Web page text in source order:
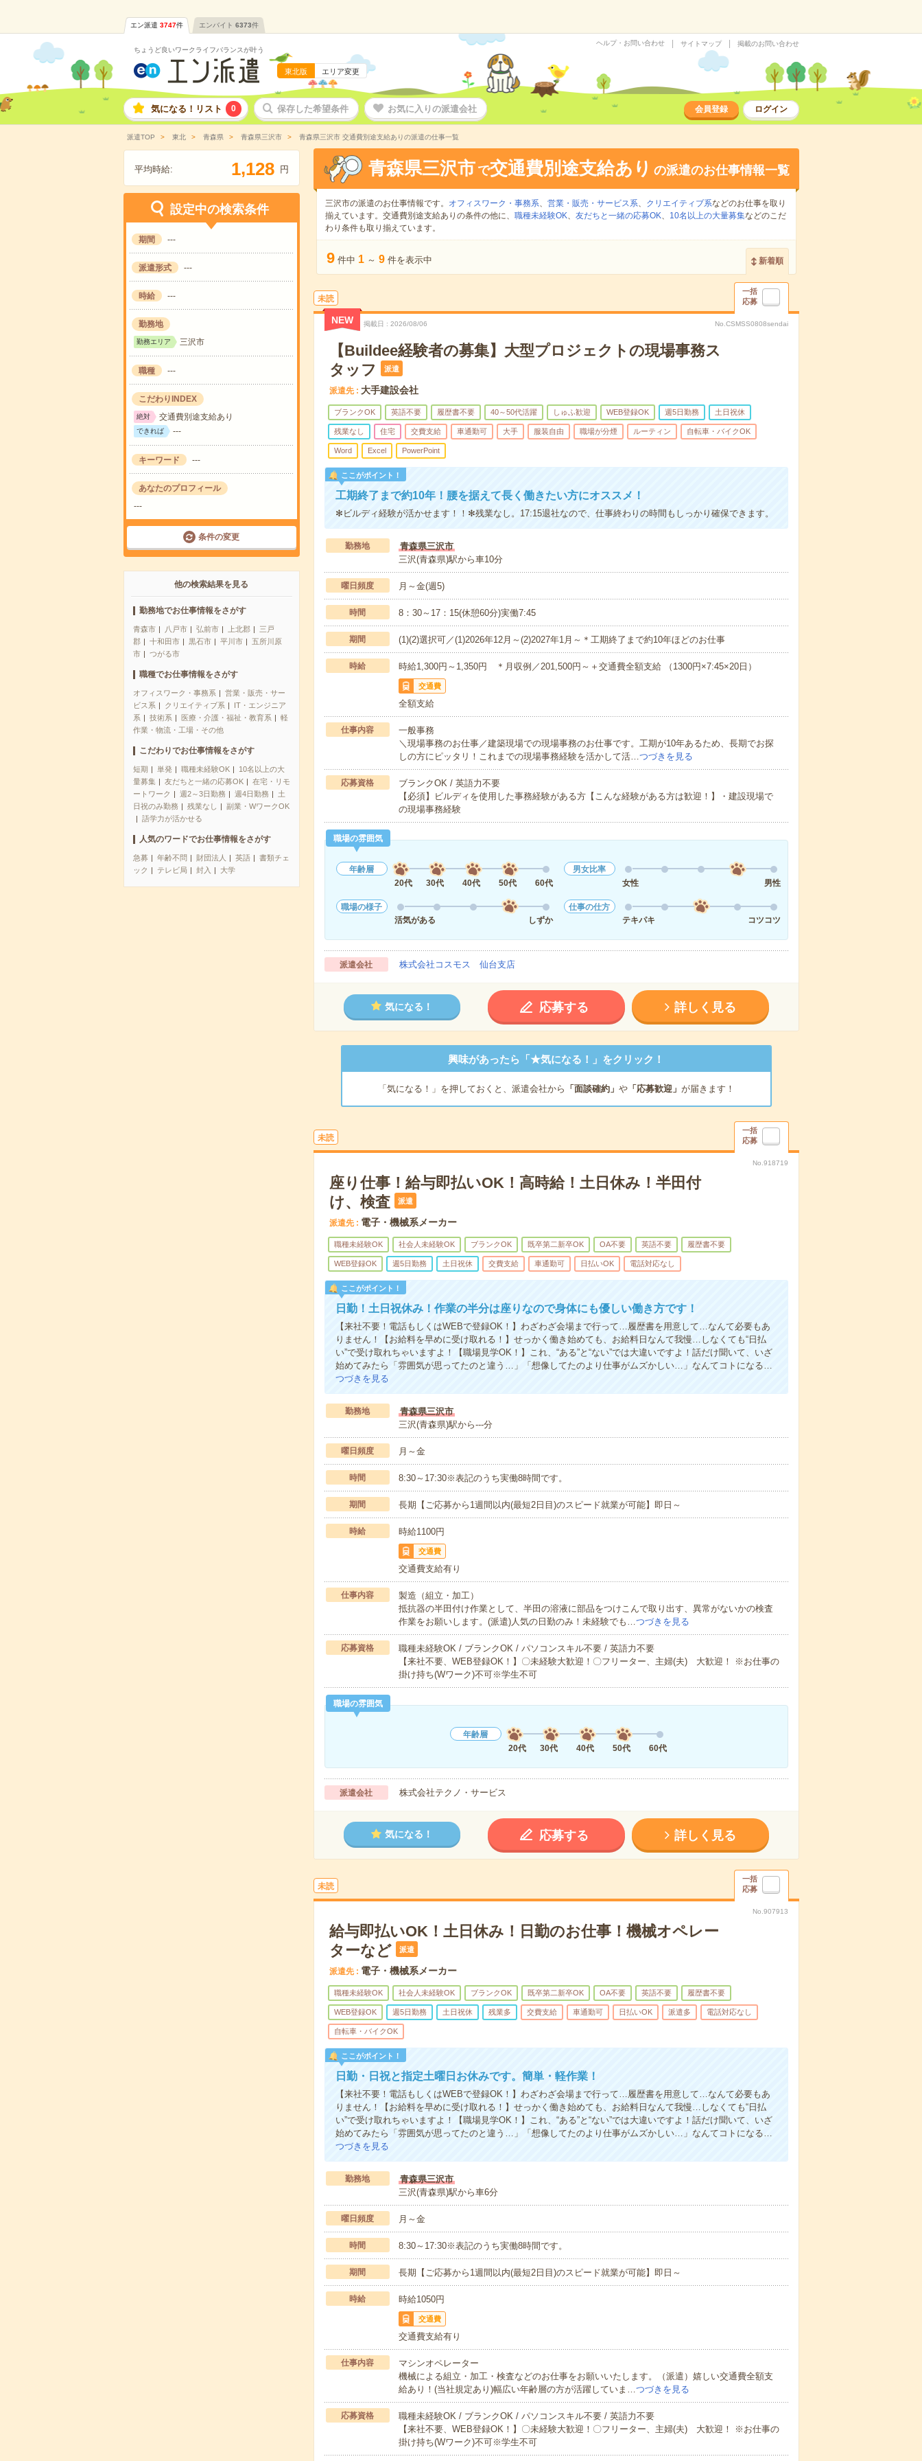
エン派遣 3747件 エンバイト 6373件
ちょうど良いワークライフバランスが叶う
東北版 エリア変更
ヘルプ・お問い合わせ サイトマップ 掲載のお問い合わせ
気になる！リスト 0 保存した希望条件 お気に入りの派遣会社 会員登録 ログイン
派遣TOP 東北 青森県 青森県三沢市 青森県三沢市 交通費別途支給ありの派遣の仕事一覧
平均時給: 1,128 円
設定中の検索条件
期間 ---
派遣形式 ---
時給 ---
勤務地
勤務エリア 三沢市
職種 ---
こだわりINDEX
絶対 交通費別途支給あり
できれば ---
キーワード ---
あなたのプロフィール
---
条件の変更
他の検索結果を見る
勤務地でお仕事情報をさがす
青森市 八戸市 弘前市 上北郡
三戸
郡
十和田市 黒石市 平川市
五所川原
市
つがる市
職種でお仕事情報をさがす
オフィスワーク・事務系
営業・販売・サー
ビス系
クリエイティブ系
IT・エンジニア
系
技術系 医療・介護・福祉・教育系
軽
作業・物流・工場・その他
こだわりでお仕事情報をさがす
短期 単発 職種未経験OK
10名以上の大
量募集
友だちと一緒の応募OK
在宅・リモ
ートワーク
週2～3日勤務 週4日勤務
土
日祝のみ勤務
残業なし
副業・WワークOK
語学力が活かせる
人気のワードでお仕事情報をさがす
急募 年齢不問 財団法人 英語
書類チェ
ック
テレビ局 封入 大学
青森県三沢市 で交通費別途支給あり の派遣のお仕事情報一覧
三沢市の派遣のお仕事情報です。 オフィスワーク・事務系、 営業・販売・サービス系、 クリエイティブ系などのお仕事を取り
揃えています。交通費別途支給ありの条件の他に、 職種未経験OK、 友だちと一緒の応募OK、 10名以上の大量募集などのこだ
わり条件も取り揃えています。
9 件中 1 ～ 9 件を表示中 新着順
未読
一括
応募
NEW 掲載日 2026/08/06 No.CSMSS0808sendai
【Buildee経験者の募集】大型プロジェクトの現場事務ス
タッフ
派遣
派遣先 大手建設会社
ブランクOK 英語不要 履歴書不要 40～50代活躍 しゅふ歓迎 WEB登録OK 週5日勤務 土日祝休
残業なし 住宅 交費支給 車通勤可 大手 服装自由 職場が分煙 ルーティン 自転車・バイクOK
Word Excel PowerPoint
ここがポイント！
工期終了まで約10年！腰を据えて長く働きたい方にオススメ！
✻ビルディ経験が活かせます！！✻残業なし。17:15退社なので、仕事終わりの時間もしっかり確保できます。
勤務地
青森県三沢市
三沢(青森県)駅から車10分
曜日頻度 月～金(週5)
時間 8：30～17：15(休憩60分)実働7:45
期間 (1)(2)選択可／(1)2026年12月～(2)2027年1月～＊工期終了まで約10年ほどのお仕事
時給 時給1,300円～1,350円 ＊月収例／201,500円～＋交通費全額支給 （1300円×7:45×20日）
交通費
全額支給
仕事内容
一般事務
＼現場事務のお仕事／建築現場での現場事務のお仕事です。工期が10年あるため、長期でお探
しの方にピッタリ！これまでの現場事務経験を活かして活…つづきを見る
応募資格
ブランクOK / 英語力不要
【必須】ビルディを使用した事務経験がある方【こんな経験がある方は歓迎！】・建設現場で
の現場事務経験
職場の雰囲気
年齢層
20代
30代 40代 50代 60代
男女比率
女性
男性
職場の様子
活気がある
しずか
仕事の仕方
テキパキ
コツコツ
派遣会社 株式会社コスモス 仙台支店
気になる！ 応募する 詳しく見る
興味があったら「★気になる！」をクリック！
「気になる！」を押しておくと、派遣会社から 「面談確約」 や「応募歓迎」 が届きます！
未読
一括
応募
No.918719
座り仕事！給与即払いOK！高時給！土日休み！半田付
け、検査
派遣
派遣先 電子・機械系メーカー
職種未経験OK 社会人未経験OK ブランクOK 既卒第二新卒OK OA不要 英語不要 履歴書不要
WEB登録OK 週5日勤務 土日祝休 交費支給 車通勤可 日払いOK 電話対応なし
ここがポイント！
日勤！土日祝休み！作業の半分は座りなので身体にも優しい働き方です！
【来社不要！電話もしくはWEBで登録OK！】わざわざ会場まで行って…履歴書を用意して…なんて必要もあ
りません！【お給料を早めに受け取れる！】せっかく働き始めても、お給料日なんて我慢…しなくても“日払
い”で受け取れちゃいますよ！【職場見学OK！】これ、“ある”と“ない”では大違いですよ！話だけ聞いて、いざ
始めてみたら「雰囲気が思ってたのと違う…」「想像してたのより仕事がムズかしい…」なんてコトになる…
つづきを見る
勤務地
青森県三沢市
三沢(青森県)駅から---分
曜日頻度 月～金
時間 8:30～17:30※表記のうち実働8時間です。
期間 長期【ご応募から1週間以内(最短2日目)のスピード就業が可能】即日～
時給 時給1100円
交通費
交通費支給有り
仕事内容
製造（組立・加工）
抵抗器の半田付け作業として、半田の溶液に部品をつけこんで取り出す、異常がないかの検査
作業をお願いします。(派遣)人気の日勤のみ！未経験でも…つづきを見る
応募資格
職種未経験OK / ブランクOK / パソコンスキル不要 / 英語力不要
【来社不要、WEB登録OK！】〇未経験大歓迎！〇フリーター、主婦(夫) 大歓迎！ ※お仕事の
掛け持ち(Wワーク)不可※学生不可
職場の雰囲気
年齢層
20代
30代 40代 50代 60代
派遣会社 株式会社テクノ・サービス
気になる！ 応募する 詳しく見る
未読
一括
応募
No.907913
給与即払いOK！土日休み！日勤のお仕事！機械オペレー
ターなど
派遣
派遣先 電子・機械系メーカー
職種未経験OK 社会人未経験OK ブランクOK 既卒第二新卒OK OA不要 英語不要 履歴書不要
WEB登録OK 週5日勤務 土日祝休 残業多 交費支給 車通勤可 日払いOK 派遣多 電話対応なし
自転車・バイクOK
ここがポイント！
日勤・日祝と指定土曜日お休みです。簡単・軽作業！
【来社不要！電話もしくはWEBで登録OK！】わざわざ会場まで行って…履歴書を用意して…なんて必要もあ
りません！【お給料を早めに受け取れる！】せっかく働き始めても、お給料日なんて我慢…しなくても“日払
い”で受け取れちゃいますよ！【職場見学OK！】これ、“ある”と“ない”では大違いですよ！話だけ聞いて、いざ
始めてみたら「雰囲気が思ってたのと違う…」「想像してたのより仕事がムズかしい…」なんてコトになる…
つづきを見る
勤務地
青森県三沢市
三沢(青森県)駅から車6分
曜日頻度 月～金
時間 8:30～17:30※表記のうち実働8時間です。
期間 長期【ご応募から1週間以内(最短2日目)のスピード就業が可能】即日～
時給 時給1050円
交通費
交通費支給有り
仕事内容
マシンオペレーター
機械による組立・加工・検査などのお仕事をお願いいたします。（派遣）嬉しい交通費全額支
給あり！(当社規定あり)幅広い年齢層の方が活躍していま… つづきを見る
応募資格
職種未経験OK / ブランクOK / パソコンスキル不要 / 英語力不要
【来社不要、WEB登録OK！】〇未経験大歓迎！〇フリーター、主婦(夫) 大歓迎！ ※お仕事の
掛け持ち(Wワーク)不可※学生不可